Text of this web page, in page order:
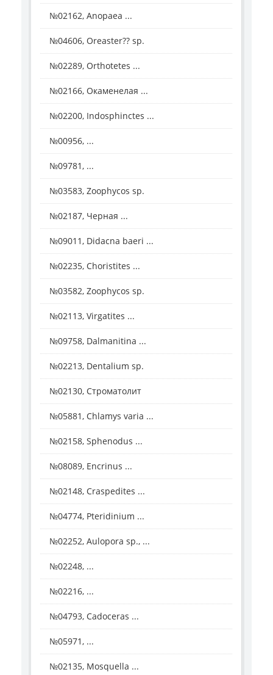
№02162, Anopaea ...
№04606, Oreaster?? sp.
№02289, Orthotetes ...
№02166, Окаменелая ...
№02200, Indosphinctes ...
№00956, ...
№09781, ...
№03583, Zoophycos sp.
№02187, Черная ...
№09011, Didacna baeri ...
№02235, Choristites ...
№03582, Zoophycos sp.
№02113, Virgatites ...
№09758, Dalmanitina ...
№02213, Dentalium sp.
№02130, Строматолит
№05881, Chlamys varia ...
№02158, Sphenodus ...
№08089, Encrinus ...
№02148, Craspedites ...
№04774, Pteridinium ...
№02252, Aulopora sp., ...
№02248, ...
№02216, ...
№04793, Cadoceras ...
№05971, ...
№02135, Mosquella ...